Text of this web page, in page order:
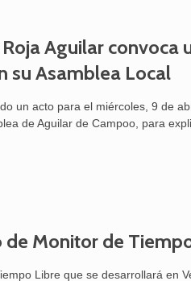
Aguilar convoca
su Asamblea Local
un acto para el miércoles, 9 de
de Aguilar de Campoo, para
de Monitor de
Libre que se desarrollará en